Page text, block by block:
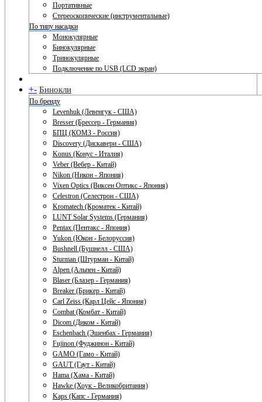
Портативные
Стереоскопические (инструментальные)
По типу насадки
Монокулярные
Бинокулярные
Тринокулярные
Подключение по USB (LCD экран)
+- Бинокли
По бренду
Levenhuk (Левенгук - США)
Bresser (Брессер - Германия)
БПЦ (КОМЗ - Россия)
Discovery (Дискавери - США)
Konus (Конус - Италия)
Veber (Вебер - Китай)
Nikon (Никон - Япония)
Vixen Optics (Виксен Оптикс - Япония)
Celestron (Селестрон - США)
Kromatech (Кроматек - Китай)
LUNT Solar Systems (Германия)
Pentax (Пентакс - Япония)
Yukon (Юкон - Белоруссия)
Bushnell (Бушнелл - США)
Sturman (Штурман - Китай)
Alpen (Альпен - Китай)
Blaser (Блазер - Германия)
Breaker (Брикер - Китай)
Carl Zeiss (Карл Цейс - Япония)
Combat (Комбат - Китай)
Dicom (Диком - Китай)
Eschenbach (Эшенбах - Германия)
Fujinon (Фуджинон - Китай)
GAMO (Гамо - Китай)
GAUT (Гаут - Китай)
Hama (Хама - Китай)
Hawke (Хоук - Великобритания)
Kaps (Капс - Германия)